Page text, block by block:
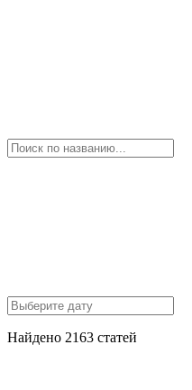
Найдено 2163 статей